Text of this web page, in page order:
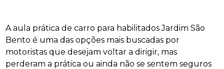
A aula prática de carro para habilitados Jardim São
Bento é uma das opções mais buscadas por
motoristas que desejam voltar a dirigir, mas
perderam a prática ou ainda não se sentem seguros